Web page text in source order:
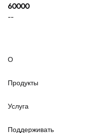
60000
--
О
Продукты
Услуга
Поддерживать